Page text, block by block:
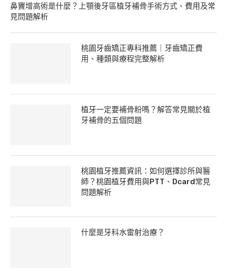
鼻竇增高術是什麼？上顎後牙區植牙補骨手術方式、費用及常
見問題解析
桃園牙齒矯正專科推薦｜牙齒矯正費
用、種類與療程完整解析
植牙一定要補骨粉嗎？解答常見關於植
牙補骨的五個問題
桃園植牙推薦資訊：如何選擇診所與醫
師？桃園植牙費用與PTT、Dcard常見
問題解析
什麼是牙科水雷射治療？